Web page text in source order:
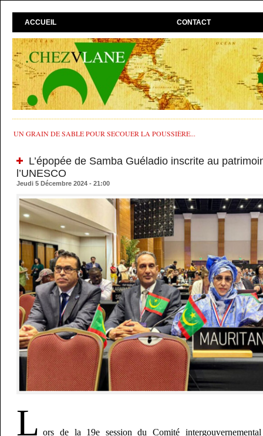
ACCUEIL CONTACT
UN GRAIN DE SABLE POUR SECOUER LA POUSSIÈRE...
L’épopée de Samba Guéladio inscrite au
l’UNESCO
Jeudi 5 Décembre 2024 - 21:00
L ors de la 19e session du Comité